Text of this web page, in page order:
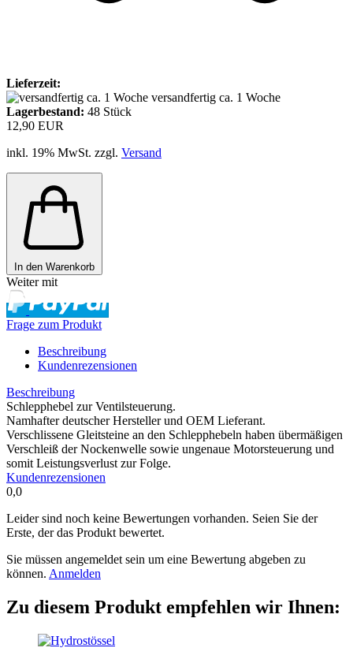
Lieferzeit:
versandfertig ca. 1 Woche
Lagerbestand: 48 Stück
12,90 EUR
inkl. 19% MwSt. zzgl. Versand
In den Warenkorb
Weiter mit
Frage zum Produkt
Beschreibung
Kundenrezensionen
Beschreibung
Schlepphebel zur Ventilsteuerung.
Namhafter deutscher Hersteller und OEM Lieferant.
Verschlissene Gleitsteine an den Schlepphebeln haben übermäßigen
Verschleiß der Nockenwelle sowie ungenaue Motorsteuerung und
somit Leistungsverlust zur Folge.
Kundenrezensionen
0,0
Leider sind noch keine Bewertungen vorhanden. Seien Sie der
Erste, der das Produkt bewertet.
Sie müssen angemeldet sein um eine Bewertung abgeben zu
können. Anmelden
Zu diesem Produkt empfehlen wir Ihnen: